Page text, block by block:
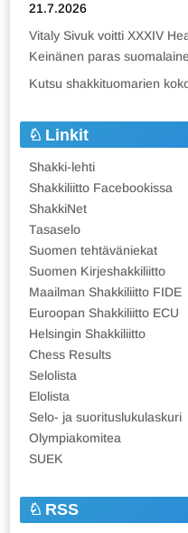
21.7.2026
Vitaly Sivuk voitti XXXIV
Keinänen paras
Kutsu shakkituomarien
Linkit
Shakki-lehti
Shakkiliitto Facebookissa
ShakkiNet
Tasaselo
Suomen tehtäväniekat
Suomen Kirjeshakkiliitto
Maailman Shakkiliitto FIDE
Euroopan Shakkiliitto ECU
Helsingin Shakkiliitto
Chess Results
Selolista
Elolista
Selo- ja suorituslukulaskuri
Olympiakomitea
SUEK
RSS